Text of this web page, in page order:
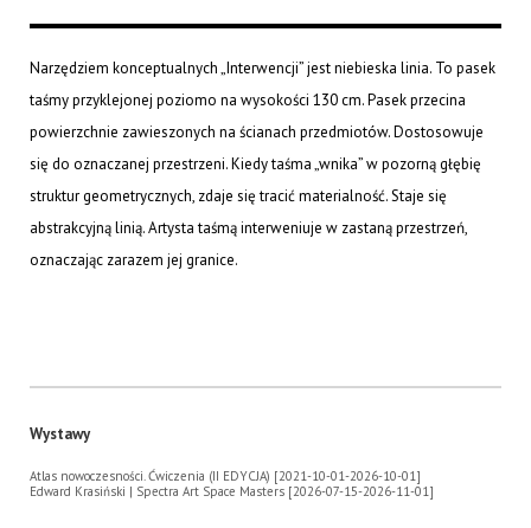
Narzędziem konceptualnych „Interwencji” jest niebieska linia. To pasek
taśmy przyklejonej poziomo na wysokości 130 cm. Pasek przecina
powierzchnie zawieszonych na ścianach przedmiotów. Dostosowuje
się do oznaczanej przestrzeni. Kiedy taśma „wnika” w pozorną głębię
struktur geometrycznych, zdaje się tracić materialność. Staje się
abstrakcyjną linią. Artysta taśmą interweniuje w zastaną przestrzeń,
oznaczając zarazem jej granice.
Wystawy
Atlas nowoczesności. Ćwiczenia (II EDYCJA) [2021-10-01-2026-10-01]
Edward Krasiński | Spectra Art Space Masters [2026-07-15-2026-11-01]